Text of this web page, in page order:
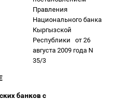
Правления
Национального банка
Кыргызской
Республики
от 26
августа 2009 года N
35/3
банков с